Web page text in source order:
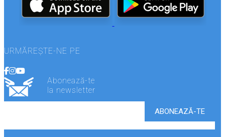
URMĂREȘTE-NE PE
Abonează-te
la newsletter